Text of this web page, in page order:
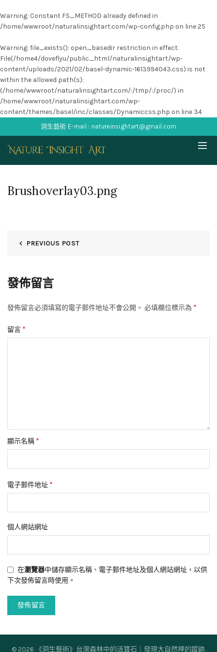
Warning: Constant FS_METHOD already defined in
/home/wwwroot/naturalinsightart.com/wp-config.php on line25
Warning: file_exists(): open_basedir restriction in effect.
File(/home4/doveflyu/public_html/naturalinsightart/wp-
content/uploads/2021/02/basel-dynamic-1613994043.css) is not
within the allowed path(s):
(/home/wwwroot/naturalinsightart.com/:/tmp/:/proc/) in
/home/wwwroot/naturalinsightart.com/wp-
content/themes/basel/inc/classes/Dynamiccss.php on line 34
洞生藝術 E-mail : natureinsightart@gmail.com
Brushoverlay03.png
PREVIOUS POST
發佈留言
發佈留言必須填寫的電子郵件地址不會公開。 必填欄位標示為 *
留言 *
顯示名稱 *
電子郵件地址 *
個人網站網址
在瀏覽器中儲存顯示名稱、電子郵件地址及個人網站網址，以供
下次發佈留言時使用。
© 2026 《洞生藝術》台灣森林中的活寶石｜發現大自然裡的蹤跡.